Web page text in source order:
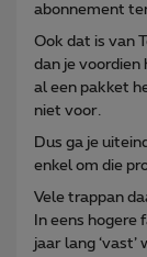
abonnement
Ook dat is van
dan je voordien
al een pakket
niet voor.
Dus ga je
enkel om die
Vele trappan
In eens hogere
jaar lang